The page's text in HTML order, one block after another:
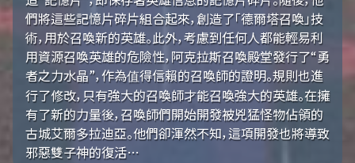
們將這些記憶片碎片組合起來，創造了「德爾塔召喚」技
術，用於召喚新的英雄。此外，考慮到任何人都能輕易利
用資源召喚英雄的危險性，阿克拉斯召喚殿堂發行了“勇
者之力水晶”，作為值得信賴的召喚師的證明。規則也進
行了修改，只有強大的召喚師才能召喚強大的英雄。在擁
有了新的力量後，召喚師們開始開發被兇猛怪物佔領的
古城艾爾多拉迪亞。他們卻渾然不知，這項開發也將導致
邪惡雙子神的復活…